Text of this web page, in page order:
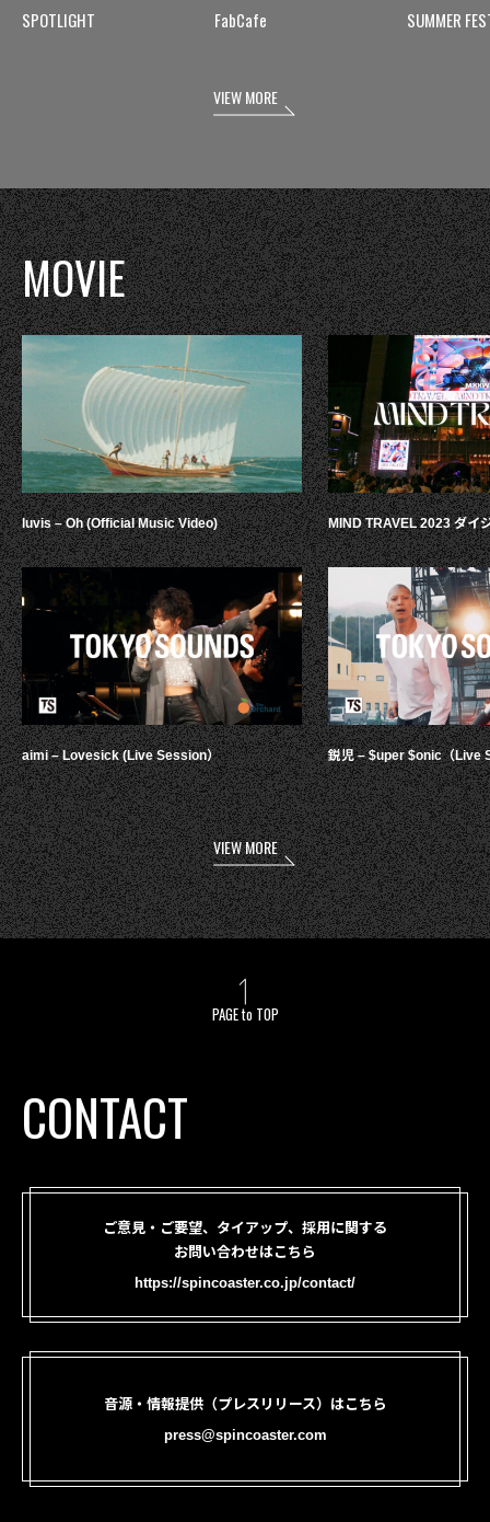
SPOTLIGHT FabCafe SUMMER
VIEW MORE
MOVIE
luvis – Oh (Official Music Video)
aimi – Lovesick (Live Session）
MIND TRAVEL 2023 ダイ
鋭児 – $uper $onic（Live
VIEW MORE
PAGE to TOP
CONTACT
ご意見・ご要望、タイアップ、採用に関する
お問い合わせはこちら
https://spincoaster.co.jp/contact/
音源・情報提供（プレスリリース）はこちら
press@spincoaster.com